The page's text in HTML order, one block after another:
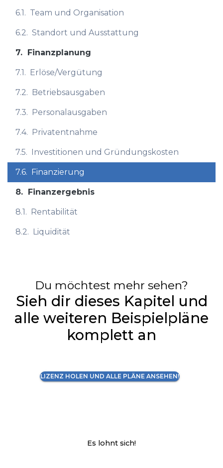
6.1. Team und Organisation
6.2. Standort und Ausstattung
7. Finanzplanung
7.1. Erlöse/Vergütung
7.2. Betriebsausgaben
7.3. Personalausgaben
7.4. Privatentnahme
7.5. Investitionen und Gründungskosten
7.6. Finanzierung
8. Finanzergebnis
8.1. Rentabilität
8.2. Liquidität
Du möchtest mehr sehen?
Sieh dir dieses Kapitel und
alle weiteren Beispielpläne
komplett an
LIZENZ HOLEN UND ALLE PLÄNE ANSEHEN!
Es lohnt sich!